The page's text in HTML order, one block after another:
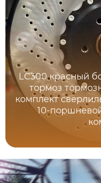
LC300 красный
тормоз
комплект
10-